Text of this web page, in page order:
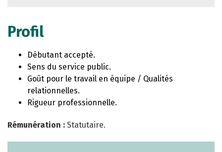
Profil
Débutant accepté.
Sens du service public.
Goût pour le travail en équipe / Qualités
relationnelles.
Rigueur professionnelle.
Rémunération : Statutaire.